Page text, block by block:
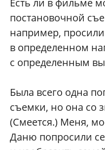
постановочной
например,
в определенном
с определенным
Была всего одна
съемки, но она со
(Смеется.) Меня,
Даню попросили